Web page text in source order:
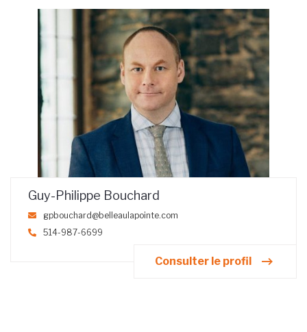
Guy-Philippe Bouchard
gpbouchard@belleaulapointe.com
514-987-6699
Consulter le profil